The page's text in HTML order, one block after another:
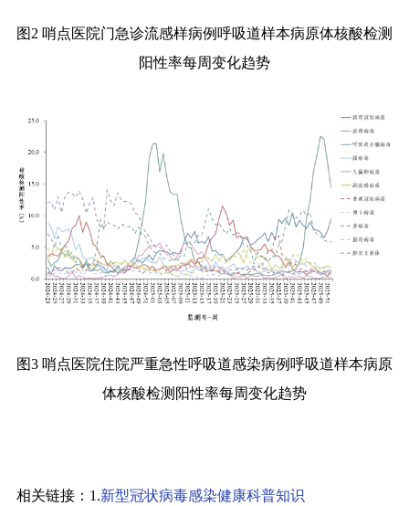
图2 哨点医院门急诊流感样病例呼吸道样本病原体核酸检测
阳性率每周变化趋势
图3 哨点医院住院严重急性呼吸道感染病例呼吸道样本病原
体核酸检测阳性率每周变化趋势
相关链接： 1.新型冠状病毒感染健康科普知识